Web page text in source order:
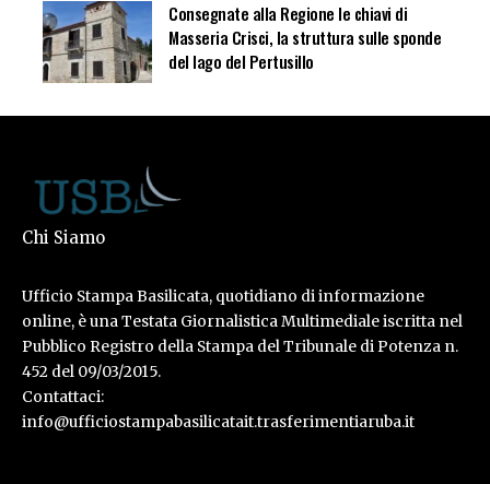
Consegnate alla Regione le chiavi di
Masseria Crisci, la struttura sulle sponde
del lago del Pertusillo
Chi Siamo
Ufficio Stampa Basilicata, quotidiano di informazione
online, è una Testata Giornalistica Multimediale iscritta nel
Pubblico Registro della Stampa del Tribunale di Potenza n.
452 del 09/03/2015.
Contattaci:
info@ufficiostampabasilicatait.trasferimentiaruba.it